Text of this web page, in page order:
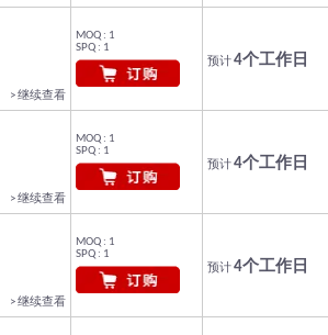
> 继续查看
MOQ : 1
SPQ : 1
预计4个工作日
> 继续查看
MOQ : 1
SPQ : 1
预计4个工作日
> 继续查看
MOQ : 1
SPQ : 1
预计4个工作日